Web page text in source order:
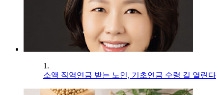
1.
소액 직역연금 받는 노인, 기초연금 수령 길 열린다